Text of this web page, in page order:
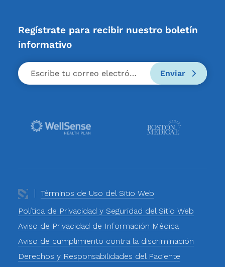
Regístrate para recibir nuestro boletín
informativo
Enviar
Términos de Uso del Sitio Web
Política de Privacidad y Seguridad del Sitio Web
Aviso de Privacidad de Información Médica
Aviso de cumplimiento contra la discriminación
Derechos y Responsabilidades del Paciente